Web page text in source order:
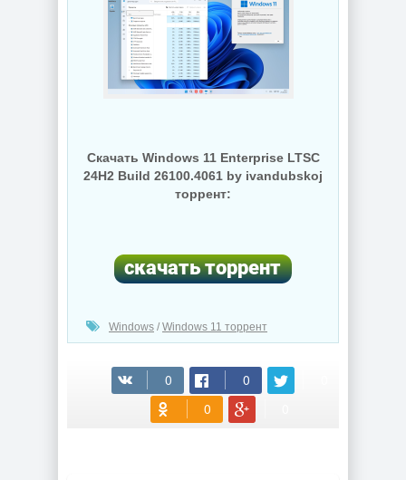
Скачать Windows 11 Enterprise LTSC
24Н2 Build 26100.4061 by ivandubskoj
торрент:
(cкачиваний: 165)
Windows / Windows 11 торрент